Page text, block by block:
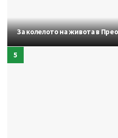
За колелото на живота в